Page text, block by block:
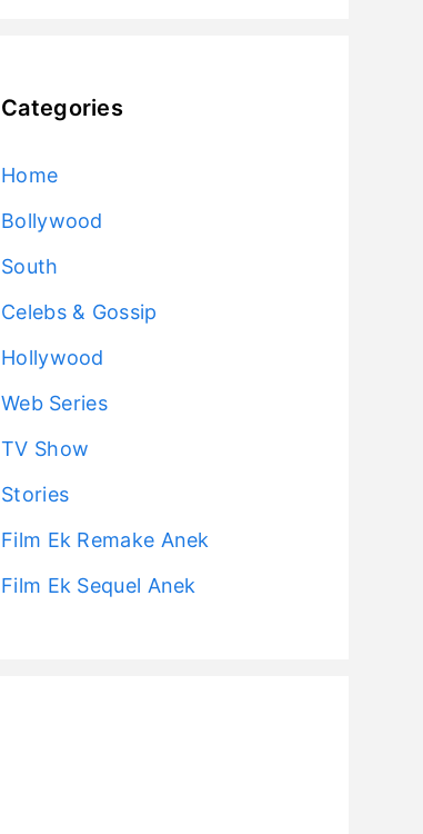
Categories
Home
Bollywood
South
Celebs & Gossip
Hollywood
Web Series
TV Show
Stories
Film Ek Remake Anek
Film Ek Sequel Anek